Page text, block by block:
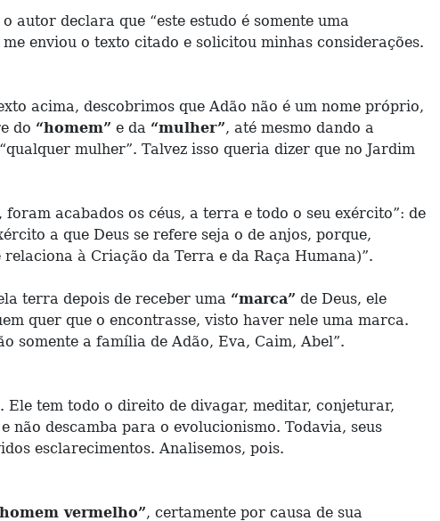
autor declara que “este estudo é somente uma
enviou o texto citado e solicitou minhas considerações.
acima, descobrimos que Adão não é um nome próprio,
do “homem” e da “mulher”, até mesmo dando a
mulher”. Talvez isso queria dizer que no Jardim
acabados os céus, a terra e todo o seu exército”: de
a que Deus se refere seja o de anjos, porque,
à Criação da Terra e da Raça Humana)”.
terra depois de receber uma “marca” de Deus, ele
quer que o encontrasse, visto haver nele uma marca.
somente a família de Adão, Eva, Caim, Abel”.
tem todo o direito de divagar, meditar, conjeturar,
não descamba para o evolucionismo. Todavia, seus
esclarecimentos. Analisemos, pois.
vermelho”, certamente por causa de sua